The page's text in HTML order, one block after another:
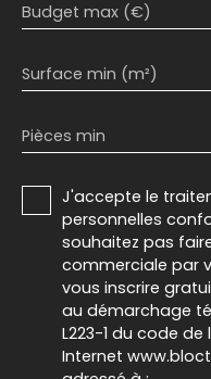
Budget max (€)
Surface min (m²)
Pièces min
J'accepte le
personnelles
souhaitez pas
commerciale par
vous inscrire
au démarchage
L223-1 du code
Internet